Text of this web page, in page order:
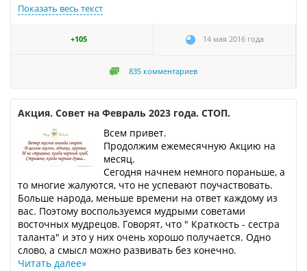
Показать весь текст
+105 14 мая 2016 года
835 комментариев
Акция. Совет на Февраль 2023 года. СТОП.
Всем привет.
Продолжим ежемесячную Акцию на
месяц.
Сегодня начнем немного пораньше, а
то многие жалуются, что не успевают поучаствовать.
Больше народа, меньше времени на ответ каждому из
вас. Поэтому воспользуемся мудрыми советами
восточных мудрецов. Говорят, что " Краткость - сестра
таланта" и это у них очень хорошо получается. Одно
слово, а смысл можно развивать без конечно.
Читать далее»